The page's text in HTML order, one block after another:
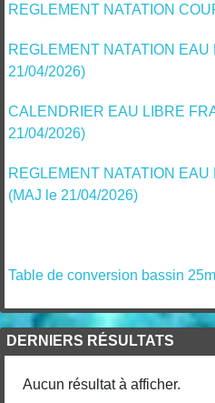
REGLEMENT NATATION
REGLEMENT NATATION
21/04/2026)
CALENDRIER EAU LIBRE
21/04/2026)
REGLEMENT NATATION
(MAJ le 21/04/2026)
Table de conversion bassin
DERNIERS RÉSULTATS
Aucun résultat à afficher.